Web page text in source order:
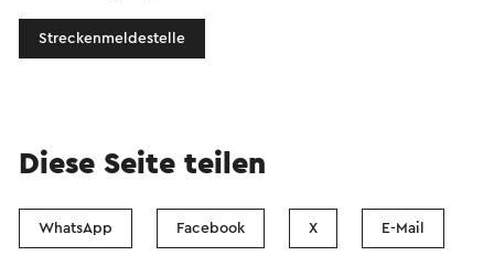
Streckenmeldestelle
Diese Seite teilen
WhatsApp Facebook X E-Mail